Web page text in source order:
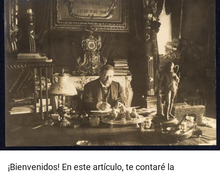
¡Bienvenidos! En este artículo, te contaré la